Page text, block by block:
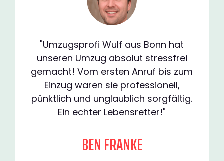
"Umzugsprofi Wulf aus Bonn hat
unseren Umzug absolut stressfrei
gemacht! Vom ersten Anruf bis zum
Einzug waren sie professionell,
pünktlich und unglaublich sorgfältig.
Ein echter Lebensretter!"
BEN FRANKE